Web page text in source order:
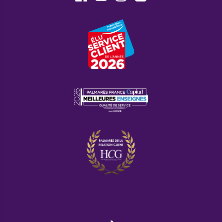
La commune de Miribel compte 9000 habitants. Il
s'agit majoritairement de couples et de célibataires.
La densité est de 380 habitants au kilomètre carré.
Pourquoi acheter un programme
Cogedim, acteur dynamique en matière d'immobilier
neuf vous aidera à concrétiser vos investissements.
Vous aurez l'opportunité de profiter de leur
d'un meilleur rendement.